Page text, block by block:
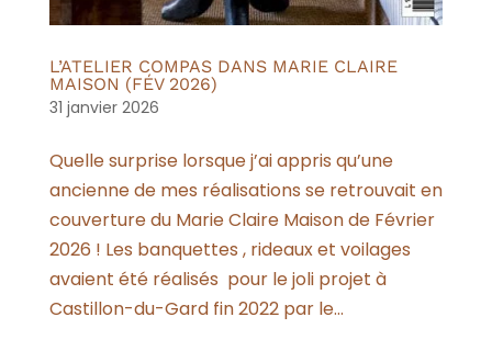
L’ATELIER COMPAS DANS MARIE CLAIRE
MAISON (FÉV 2026)
31 janvier 2026
Quelle surprise lorsque j’ai appris qu’une
ancienne de mes réalisations se retrouvait en
couverture du Marie Claire Maison de Février
2026 ! Les banquettes , rideaux et voilages
avaient été réalisés pour le joli projet à
Castillon-du-Gard fin 2022 par le...